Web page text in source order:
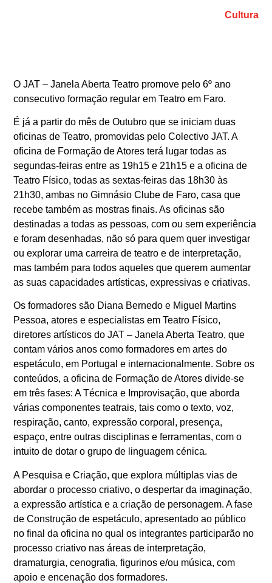
Cultura
O JAT – Janela Aberta Teatro promove pelo 6º ano
consecutivo formação regular em Teatro em Faro.
É já a partir do mês de Outubro que se iniciam duas
oficinas de Teatro, promovidas pelo Colectivo JAT. A
oficina de Formação de Atores terá lugar todas as
segundas-feiras entre as 19h15 e 21h15 e a oficina de
Teatro Físico, todas as sextas-feiras das 18h30 às
21h30, ambas no Gimnásio Clube de Faro, casa que
recebe também as mostras finais. As oficinas são
destinadas a todas as pessoas, com ou sem experiência
e foram desenhadas, não só para quem quer investigar
ou explorar uma carreira de teatro e de interpretação,
mas também para todos aqueles que querem aumentar
as suas capacidades artísticas, expressivas e criativas.
Os formadores são Diana Bernedo e Miguel Martins
Pessoa, atores e especialistas em Teatro Físico,
diretores artísticos do JAT – Janela Aberta Teatro, que
contam vários anos como formadores em artes do
espetáculo, em Portugal e internacionalmente. Sobre os
conteúdos, a oficina de Formação de Atores divide-se
em três fases: A Técnica e Improvisação, que aborda
várias componentes teatrais, tais como o texto, voz,
respiração, canto, expressão corporal, presença,
espaço, entre outras disciplinas e ferramentas, com o
intuito de dotar o grupo de linguagem cénica.
A Pesquisa e Criação, que explora múltiplas vias de
abordar o processo criativo, o despertar da imaginação,
a expressão artística e a criação de personagem. A fase
de Construção de espetáculo, apresentado ao público
no final da oficina no qual os integrantes participarão no
processo criativo nas áreas de interpretação,
dramaturgia, cenografia, figurinos e/ou música, com
apoio e encenação dos formadores.